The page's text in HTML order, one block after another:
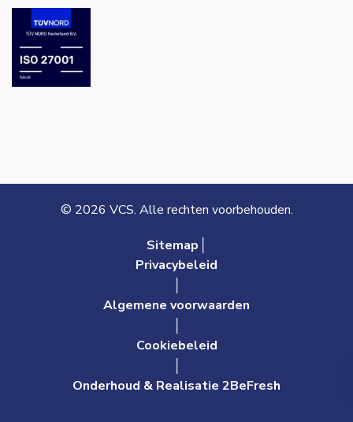
© 2026 VCS. Alle rechten voorbehouden.
Sitemap│
Privacybeleid
Algemene voorwaarden
Cookiebeleid
Onderhoud & Realisatie 2BeFresh